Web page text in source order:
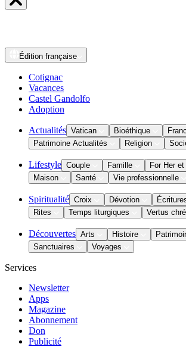
Édition française
Cotignac
Vacances
Castel Gandolfo
Adoption
Actualités Vatican Bioéthique
Patrimoine Actualités
Religion
Lifestyle Couple Famille
For Her
Maison
Santé Vie professionnelle
Spiritualité Croix Dévotion
Rites
Temps liturgiques Vertus
Découvertes Arts Histoire
Sanctuaires
Voyages
Services
Newsletter
Apps
Magazine
Abonnement
Don
Publicité